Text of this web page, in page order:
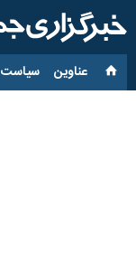
عناوین‌ سیاست